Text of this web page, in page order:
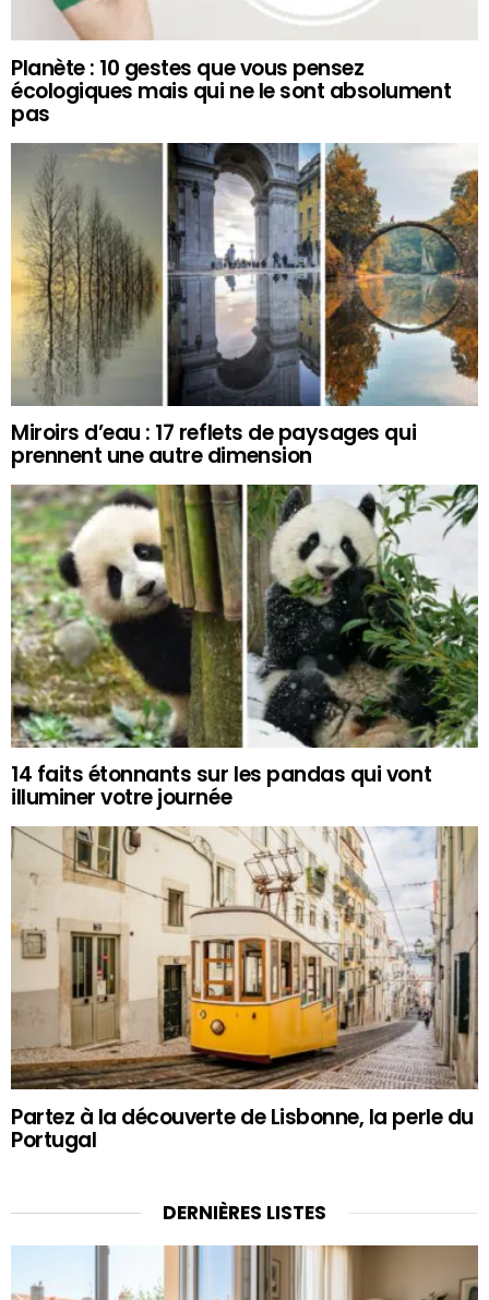
Planète : 10 gestes que vous pensez
écologiques mais qui ne le sont absolument
pas
Miroirs d’eau : 17 reflets de paysages qui
prennent une autre dimension
14 faits étonnants sur les pandas qui vont
illuminer votre journée
Partez à la découverte de Lisbonne, la perle du
Portugal
DERNIÈRES LISTES